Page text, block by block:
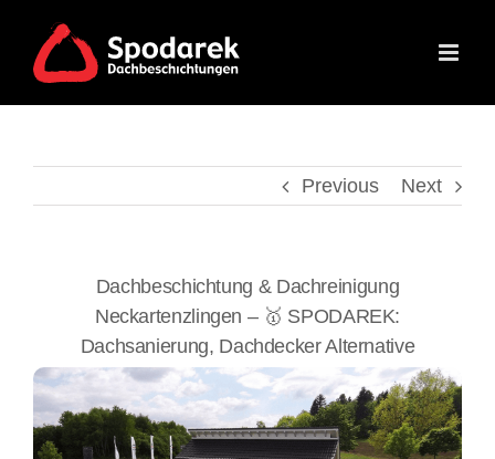
content
Previous Next
Dachbeschichtung & Dachreinigung
Neckartenzlingen – 🥇 SPODAREK:
Dachsanierung, Dachdecker Alternative